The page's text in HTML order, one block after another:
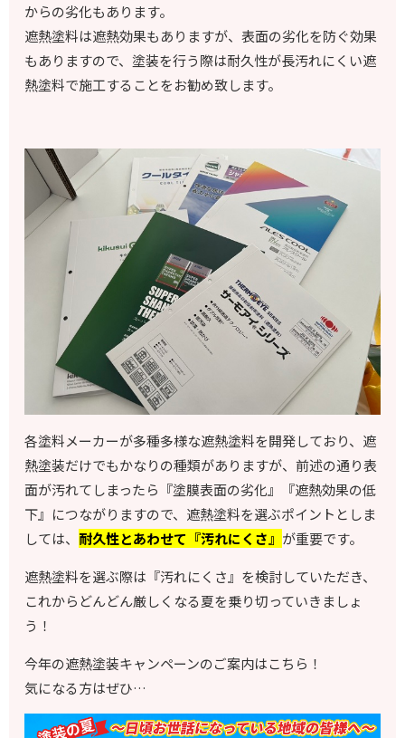
からの劣化もあります。
遮熱塗料は遮熱効果もありますが、表面の劣化を防ぐ効果
もありますので、塗装を行う際は耐久性が長汚れにくい遮
熱塗料で施工することをお勧め致します。
各塗料メーカーが多種多様な遮熱塗料を開発しており、遮
熱塗装だけでもかなりの種類がありますが、前述の通り表
面が汚れてしまったら『塗膜表面の劣化』『遮熱効果の低
下』につながりますので、遮熱塗料を選ぶポイントとしま
しては、 耐久性とあわせて『汚れにくさ』 が重要です。
遮熱塗料を選ぶ際は『汚れにくさ』を検討していただき、
これからどんどん厳しくなる夏を乗り切っていきましょ
う！
今年の遮熱塗装キャンペーンのご案内はこちら！
気になる方はぜひ…